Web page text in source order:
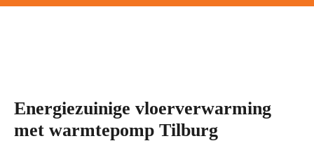
Energiezuinige vloerverwarming
met warmtepomp Tilburg